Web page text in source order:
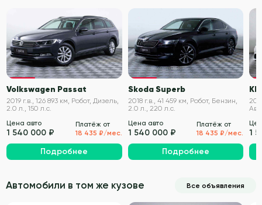
VIN проверен
Volkswagen Passat
2019 г.в., 126 893 км, Робот, Дизель,
2.0 л., 150 л.с.
Цена авто
1 540 000 ₽
Платёж от
18 435 ₽/мес.
Подробнее
VIN проверен
Skoda Superb
2018 г.в., 41 459 км, Робот, Бензин,
2.0 л., 220 л.с.
Цена авто
1 540 000 ₽
Платёж от
18 435 ₽/мес.
Подробнее
1
Автомобили в том же кузове Все объявления